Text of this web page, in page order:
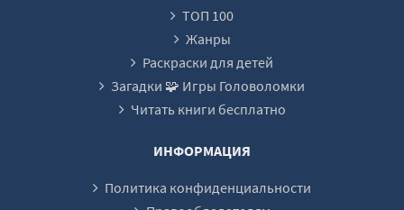
ТОП 100
Жанры
Раскраски для детей
Загадки 🧩 Игры Головоломки
Читать книги бесплатно
ИНФОРМАЦИЯ
Политика конфиденциальности